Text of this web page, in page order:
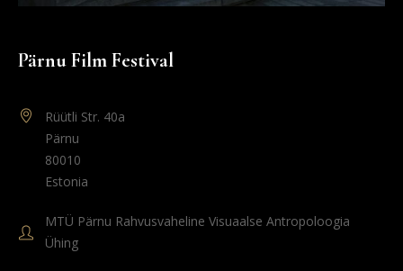
Pärnu Film Festival
Rüütli Str. 40a
Pärnu
80010
Estonia
MTÜ Pärnu Rahvusvaheline Visuaalse Antropoloogia
Ühing